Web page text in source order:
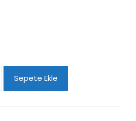
Okuma
Yazma
Sepete Ekle